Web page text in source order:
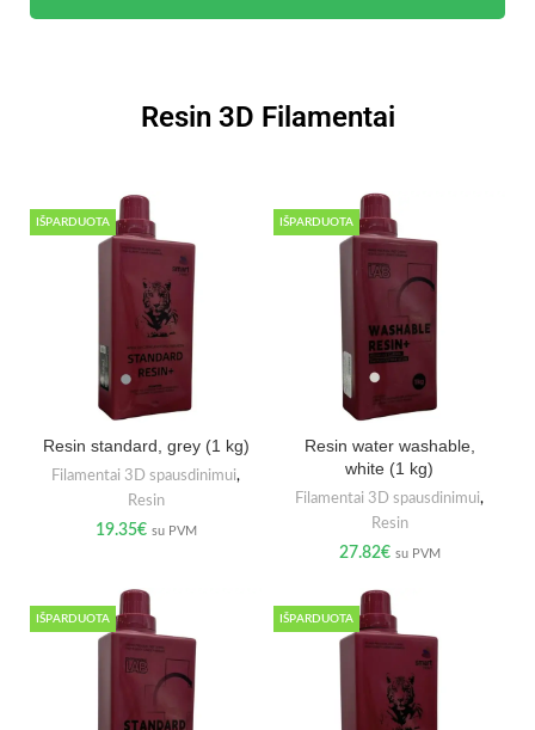
Resin 3D Filamentai
IŠPARDUOTA
Resin standard, grey (1 kg)
Filamentai 3D spausdinimui,
Resin
19.35€ su PVM
IŠPARDUOTA
Resin water washable,
white (1 kg)
Filamentai 3D spausdinimui,
Resin
27.82€ su PVM
IŠPARDUOTA IŠPARDUOTA